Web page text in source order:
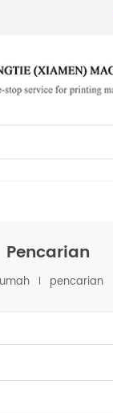
Pencarian
pencarian